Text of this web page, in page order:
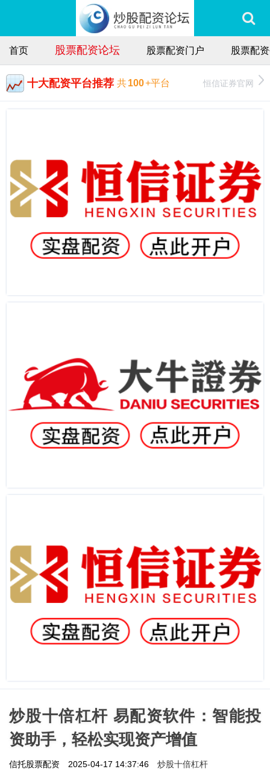
首页 股票配资论坛 股票配资门户 股票配
十大配资平台推荐 共100+平台 恒信证券官网
炒股十倍杠杆 易配资软件：智能投
资助手，轻松实现资产增值
信托股票配资 2025-04-17 14:37:46 炒股十倍杠杆